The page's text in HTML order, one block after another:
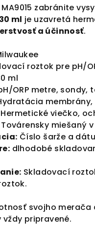
zabránite
ml je uzavretá
a účinnosť.
roztok pre pH/
ml
ORP metre, sondy,
Hermetické viečko,
Továrensky miešaný
Číslo šarže a
dlhodobé
Skladovací
svojho
vždy pripravené.